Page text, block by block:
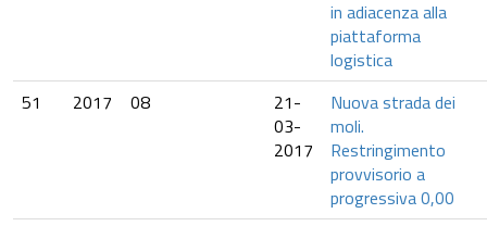
in adiacenza alla
piattaforma
logistica
51
2017 08
21-
03-
2017
Nuova strada dei
moli.
Restringimento
provvisorio a
progressiva 0,00